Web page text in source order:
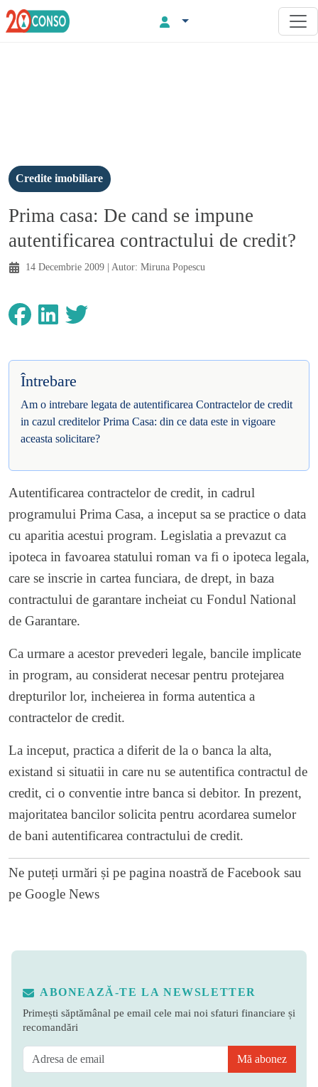
Credite imobiliare
Prima casa: De cand se impune
autentificarea contractului de credit?
14 Decembrie 2009 | Autor: Miruna Popescu
Întrebare
Am o intrebare legata de autentificarea Contractelor de credit
in cazul creditelor Prima Casa: din ce data este in vigoare
aceasta solicitare?
Autentificarea contractelor de credit, in cadrul
programului Prima Casa, a inceput sa se practice o data
cu aparitia acestui program. Legislatia a prevazut ca
ipoteca in favoarea statului roman va fi o ipoteca legala,
care se inscrie in cartea funciara, de drept, in baza
contractului de garantare incheiat cu Fondul National
de Garantare.
Ca urmare a acestor prevederi legale, bancile implicate
in program, au considerat necesar pentru protejarea
drepturilor lor, incheierea in forma autentica a
contractelor de credit.
La inceput, practica a diferit de la o banca la alta,
existand si situatii in care nu se autentifica contractul de
credit, ci o conventie intre banca si debitor. In prezent,
majoritatea bancilor solicita pentru acordarea sumelor
de bani autentificarea contractului de credit.
Ne puteți urmări și pe pagina noastră de Facebook sau
pe Google News
ABONEAZĂ-TE LA NEWSLETTER
Primești săptămânal pe email cele mai noi sfaturi financiare și
recomandări
Mă abonez